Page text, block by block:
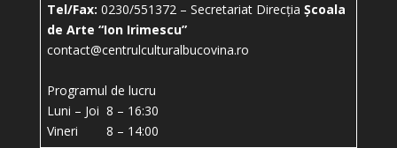
Tel/Fax: 0230/551372 – Secretariat Direcția Școala
de Arte “Ion Irimescu”
contact@centrulculturalbucovina.ro
Programul de lucru
Luni – Joi 8 – 16:30
Vineri 8 – 14:00